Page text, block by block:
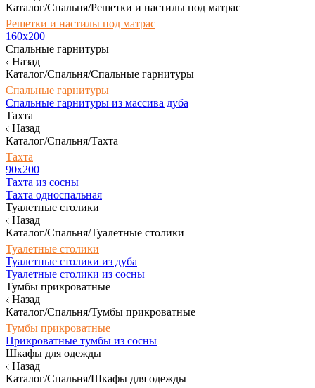
Каталог/Спальня/Решетки и настилы под матрас
Решетки и настилы под матрас
160х200
Спальные гарнитуры
Назад
Каталог/Спальня/Спальные гарнитуры
Спальные гарнитуры
Спальные гарнитуры из массива дуба
Тахта
Назад
Каталог/Спальня/Тахта
Тахта
90х200
Тахта из сосны
Тахта односпальная
Туалетные столики
Назад
Каталог/Спальня/Туалетные столики
Туалетные столики
Туалетные столики из дуба
Туалетные столики из сосны
Тумбы прикроватные
Назад
Каталог/Спальня/Тумбы прикроватные
Тумбы прикроватные
Прикроватные тумбы из сосны
Шкафы для одежды
Назад
Каталог/Спальня/Шкафы для одежды